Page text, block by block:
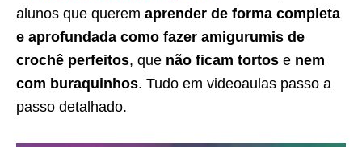
alunos que querem aprender de forma completa
e aprofundada como fazer amigurumis de
crochê perfeitos, que não ficam tortos e nem
com buraquinhos. Tudo em videoaulas passo a
passo detalhado.